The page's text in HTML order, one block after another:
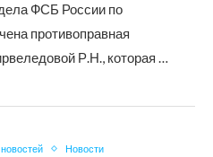
ФСБ России по
противоправная
Р.Н., которая …
Новости